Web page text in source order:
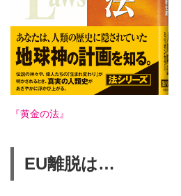
『黄金の法』
EU離脱は…